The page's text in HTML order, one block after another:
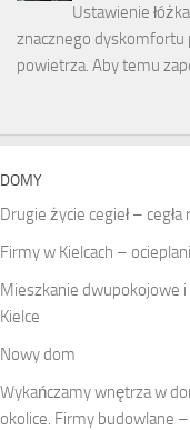
Ustawienie
znacznego dyskomfortu
powietrza. Aby temu
DOMY
Drugie życie cegieł –
Firmy w Kielcach –
Mieszkanie dwupokojowe
Kielce
Nowy dom
Wykańczamy wnętrza w
okolice. Firmy budowlane –